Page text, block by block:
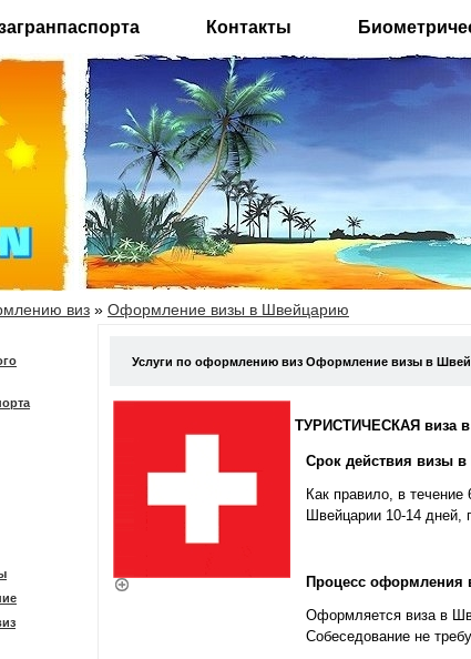
Контакты
виз » Оформление визы в Швейцарию
Услуги по оформлению виз Оформление визы в
ТУРИСТИЧЕСКАЯ виза
Срок действия визы
Как правило, в
Швейцарии 10-14 дней,
Процесс
Оформляется виза в
Собеседование не